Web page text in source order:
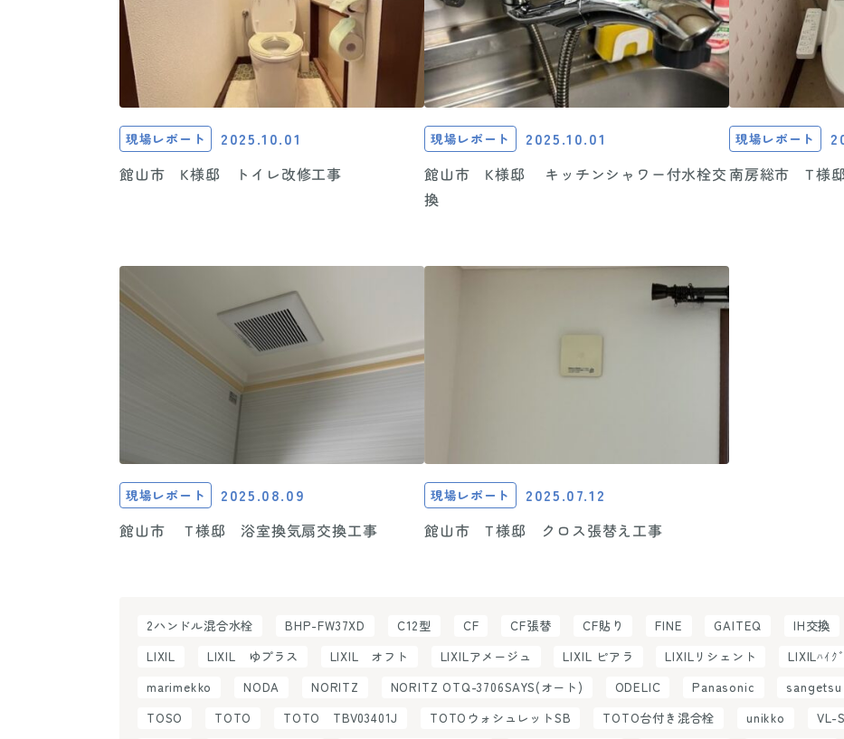
現場レポート 2025.10.01
館山市 K様邸 トイレ改修工事
現場レポート 2025.10.01
館山市 K様邸 キッチンシャワー付水栓交
換
現場レポート
南房総市 T様
現場レポート 2025.08.09
館山市 T様邸 浴室換気扇交換工事
現場レポート 2025.07.12
館山市 T様邸 クロス張替え工事
2ハンドル混合水栓 BHP-FW37XD C12型 CF CF張替 CF貼り FINE GAITEQ IH交換
LIXIL
LIXIL ゆプラス LIXIL オフト LIXILアメージュ LIXIL ピアラ LIXILリシェント LIXILﾊｲｸ
marimekko
NODA NORITZ NORITZ OTQ-3706SAYS(オート) ODELIC Panasonic sangetsu
TOSO
TOTO TOTO TBV03401J TOTOウォシュレットSB TOTO台付き混合栓 unikko VL-